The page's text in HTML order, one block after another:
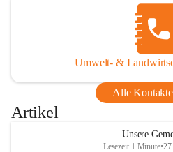
Umwelt- &
Alle Kontakte
Artikel
Unsere
Lesezeit 1 Minute•